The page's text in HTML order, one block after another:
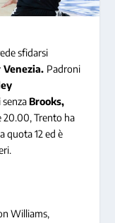
sfidarsi
Venezia. Padroni
senza Brooks,
20.00, Trento ha
quota 12 ed è
Williams,